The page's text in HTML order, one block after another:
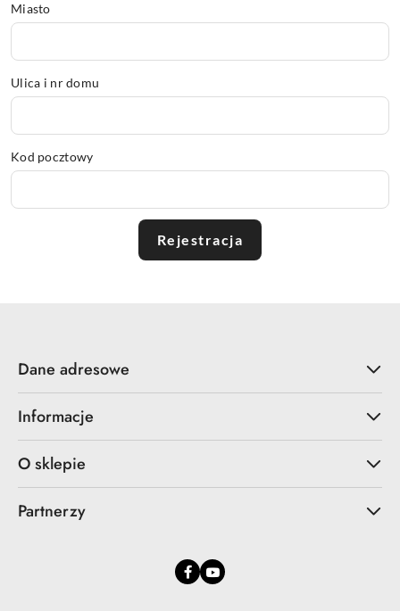
Miasto
Ulica i nr domu
Kod pocztowy
Rejestracja
Dane adresowe
Informacje
O sklepie
Partnerzy